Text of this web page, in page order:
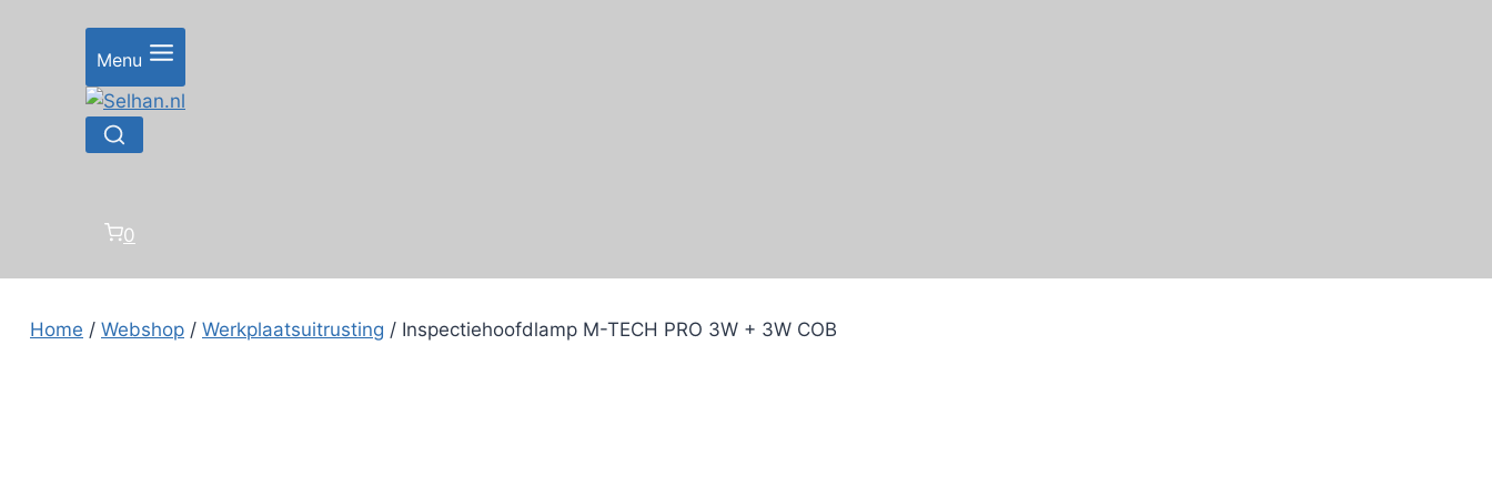
Menu
0
Home / Webshop / Werkplaatsuitrusting / Inspectiehoofdlamp M-TECH PRO 3W + 3W COB